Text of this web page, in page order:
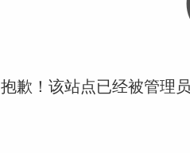
抱歉！该站点已经被管理